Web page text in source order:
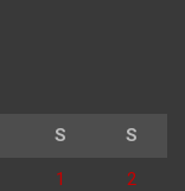
S S
1 2